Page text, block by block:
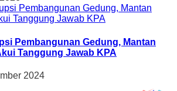
Pembangunan Gedung, Mantan
Tanggung Jawab KPA
2024